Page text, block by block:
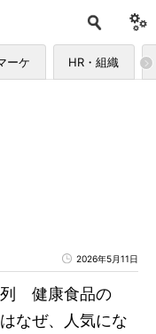
ーケ HR・組織
2026年5月11日
列 健康食品の
なぜ、人気にな